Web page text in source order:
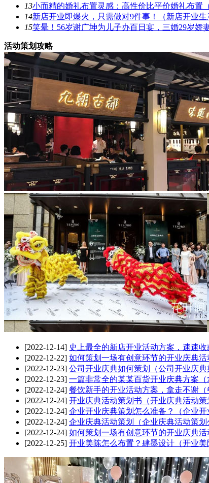
13小而精的婚礼布置灵感：高性价比平价婚礼布置
14新店开业即爆火，只需做对9件事！（新店开业生
15笑晕！56岁谢广坤为儿子办百日宴，三婚29岁娇
活动策划攻略
[2022-12-14] 史上最全的新店开业活动方案，速速收
[2022-12-22] 如何策划一场有创意环节的开业庆典活
[2022-12-23] 公司开业庆典如何策划（公司开业庆典
[2022-12-23] 一篇非常全的某某百货开业庆典方案
[2022-12-24] 餐饮新手的开业活动方案，拿走不谢（
[2022-12-24] 开业庆典活动策划书（开业庆典活动策
[2022-12-24] 企业开业庆典策划怎么准备？（企业开
[2022-12-24] 企业庆典活动策划（企业庆典活动策划
[2022-12-24] 如何策划一场有创意环节的开业庆典
[2022-12-25] 开业美陈怎么布置？肆墨设计（开业美